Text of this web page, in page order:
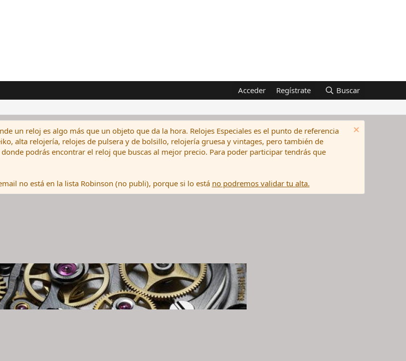
Acceder Regístrate Buscar
un reloj es algo más que un objeto que da la hora. Relojes Especiales es el punto de referencia
alta relojería, relojes de pulsera y de bolsillo, relojería gruesa y vintages, pero también de
podrás encontrar el reloj que buscas al mejor precio. Para poder participar tendrás que
no está en la lista Robinson (no publi), porque si lo está no podremos validar tu alta.